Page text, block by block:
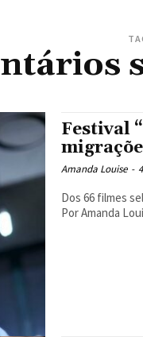
Festival
Amanda Louise -
Dos 66 filmes